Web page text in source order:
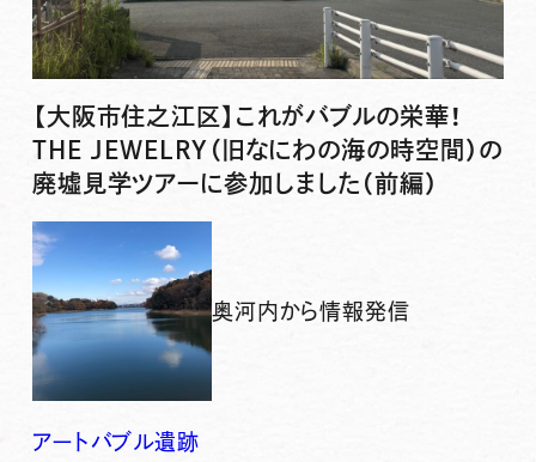
【大阪市住之江区】これがバブルの栄華！
THE JEWELRY（旧なにわの海の時空間）の
廃墟見学ツアーに参加しました（前編）
奥河内から情報発信
アートバブル遺跡